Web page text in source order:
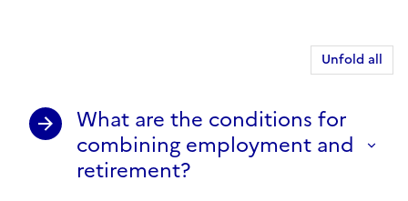
Unfold all
What are the conditions for
combining employment and
retirement?